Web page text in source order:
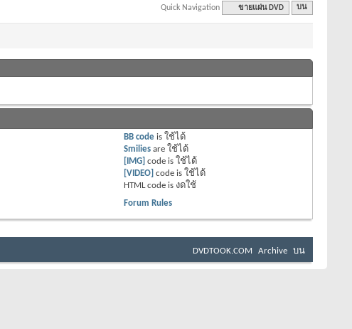
Quick Navigation ขายแผ่น DVD บน
BB code isใช้ได้
Smilies areใช้ได้
[IMG] code isใช้ได้
[VIDEO] code isใช้ได้
HTML code is งดใช้
Forum Rules
DVDTOOK.COM Archive บน